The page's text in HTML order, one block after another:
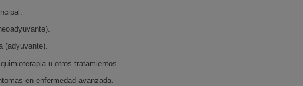
(adyuvante).
u otros tratamientos.
en enfermedad avanzada.